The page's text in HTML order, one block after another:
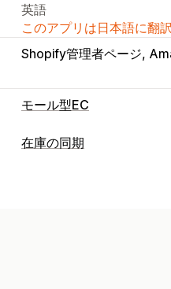
英語
このアプリは日本語に翻
Shopify管理者ページ
モール型EC
リスティング管理
在庫の同期